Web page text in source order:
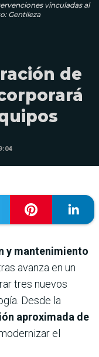
vinculadas al
Gentileza
de
y mantenimiento
avanza en un
tres nuevos
Desde la
aproximada de
el